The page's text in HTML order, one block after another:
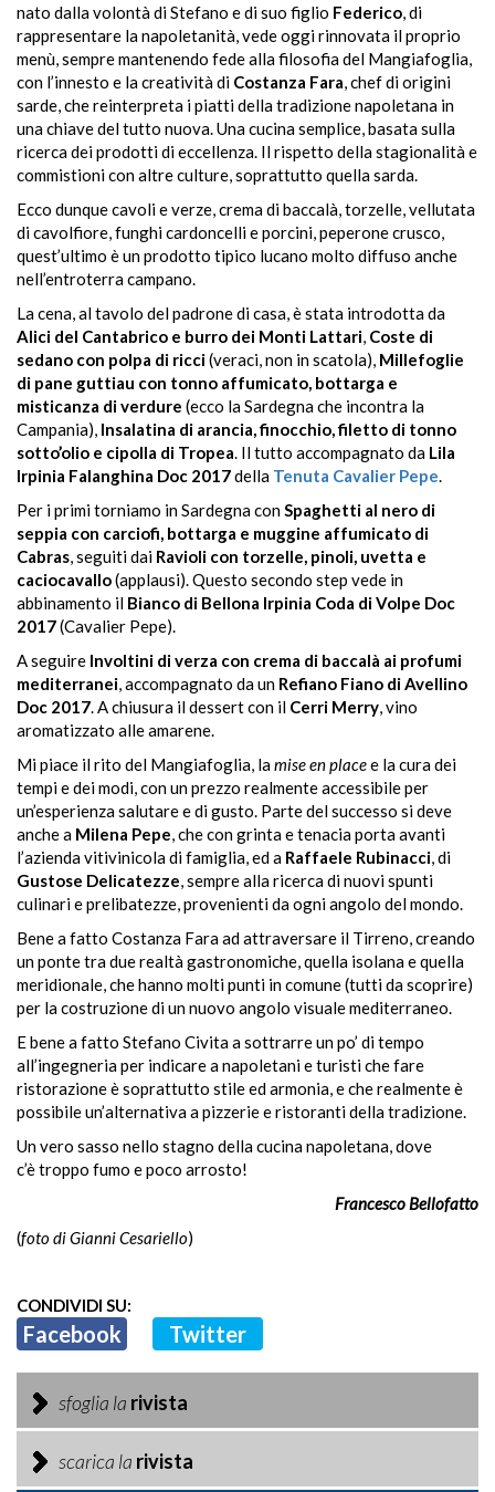
nato dalla volontà di Stefano e di suo figlio Federico, di
rappresentare la napoletanità, vede oggi rinnovata il proprio
menù, sempre mantenendo fede alla filosofia del Mangiafoglia,
con l’innesto e la creatività di Costanza Fara, chef di origini
sarde, che reinterpreta i piatti della tradizione napoletana in
una chiave del tutto nuova. Una cucina semplice, basata sulla
ricerca dei prodotti di eccellenza. Il rispetto della stagionalità e
commistioni con altre culture, soprattutto quella sarda.
Ecco dunque cavoli e verze, crema di baccalà, torzelle, vellutata
di cavolfiore, funghi cardoncelli e porcini, peperone crusco,
quest’ultimo è un prodotto tipico lucano molto diffuso anche
nell’entroterra campano.
La cena, al tavolo del padrone di casa, è stata introdotta da
Alici del Cantabrico e burro dei Monti Lattari, Coste di
sedano con polpa di ricci(veraci, non in scatola), Millefoglie
di pane guttiau con tonno affumicato, bottarga e
misticanza di verdure (ecco la Sardegna che incontra la
Campania), Insalatina di arancia, finocchio, filetto di tonno
sotto’olio e cipolla di Tropea. Il tutto accompagnato da Lila
Irpinia Falanghina Doc 2017della Tenuta Cavalier Pepe.
Per i primi torniamo in Sardegna conSpaghetti al nero di
seppia con carciofi, bottarga e muggine affumicato di
Cabras, seguiti dai Ravioli con torzelle, pinoli, uvetta e
caciocavallo(applausi). Questo secondo step vede in
abbinamento il Bianco di Bellona Irpinia Coda di Volpe Doc
2017(Cavalier Pepe).
A seguire Involtini di verza con crema di baccalà ai profumi
mediterranei, accompagnato da un Refiano Fiano di Avellino
Doc 2017. A chiusura il dessert con il Cerri Merry, vino
aromatizzato alle amarene.
Mi piace il rito del Mangiafoglia, lamise en placee la cura dei
tempi e dei modi, con un prezzo realmente accessibile per
un’esperienza salutare e di gusto. Parte del successo si deve
anche a Milena Pepe, che con grinta e tenacia porta avanti
l’azienda vitivinicola di famiglia, ed a Raffaele Rubinacci, di
Gustose Delicatezze, sempre alla ricerca di nuovi spunti
culinari e prelibatezze, provenienti da ogni angolo del mondo.
Bene a fatto Costanza Fara ad attraversare il Tirreno, creando
un ponte tra due realtà gastronomiche, quella isolana e quella
meridionale, che hanno molti punti in comune (tutti da scoprire)
per la costruzione di un nuovo angolo visuale mediterraneo.
E bene a fatto Stefano Civita a sottrarre un po’ di tempo
all’ingegneria per indicare a napoletani e turisti che fare
ristorazione è soprattutto stile ed armonia, e che realmente è
possibile un’alternativa a pizzerie e ristoranti della tradizione.
Un vero sasso nello stagno della cucina napoletana, dove
c’è troppo fumo e poco arrosto!
Francesco Bellofatto
(foto di Gianni Cesariello)
CONDIVIDI SU:
Facebook Twitter
sfoglia la rivista
scarica la rivista